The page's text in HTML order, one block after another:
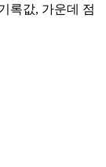
록값, 가운데 점